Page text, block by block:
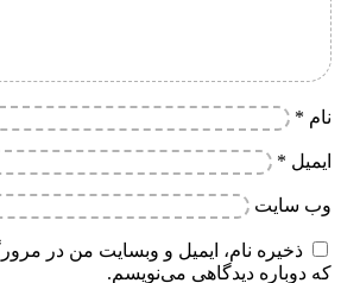
نام *
ایمیل *
وب‌ سایت
ذخیره نام، ایمیل و وبسایت من در
که دوباره دیدگاهی می‌نویسم.